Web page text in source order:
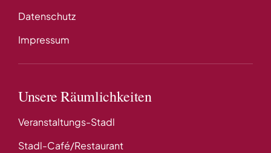
Datenschutz
Impressum
Unsere Räumlichkeiten
Veranstaltungs-Stadl
Stadl-Café/Restaurant